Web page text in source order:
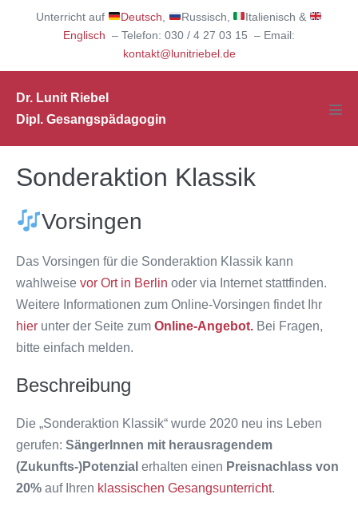
Unterricht auf Deutsch Russisch,
Italienisch &
Englisch – Telefon: 030 / 4 27 03 15 – Email:
kontakt@lunitriebel.de
Dr. Lunit Riebel
Dipl. Gesangspädagogin
Sonderaktion Klassik
Vorsingen
Das Vorsingen für die Sonderaktion Klassik kann
wahlweise vor Ort in Berlin oder via Internet stattfinden.
Weitere Informationen zum Online-Vorsingen findet Ihr
hier unter der Seite zum Online-Angebot. Bei Fragen,
bitte einfach melden.
Beschreibung
Die „Sonderaktion Klassik“ wurde 2020 neu ins Leben
gerufen: SängerInnen mit herausragendem
(Zukunfts-)Potenzial erhalten einen Preisnachlass von
20% auf Ihren klassischen Gesangsunterricht.